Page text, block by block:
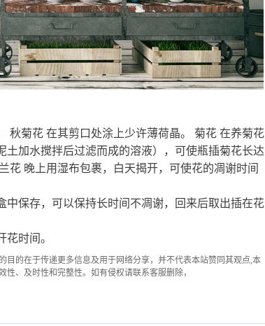
菊花 在其剪口处涂上少许薄荷晶。 菊花 在养菊花
加水搅拌后过滤而成的溶液），可使瓶插菊花长达
花 晚上用湿布包裹，白天揭开，可使花的凋谢时间
保存，可以保持长时间不凋谢，回来后取出插在花
时间。
的在于传递更多信息及用于网络分享，并不代表本站赞同其观点,本
、及时性和完整性。如有侵权请联系客服删除，